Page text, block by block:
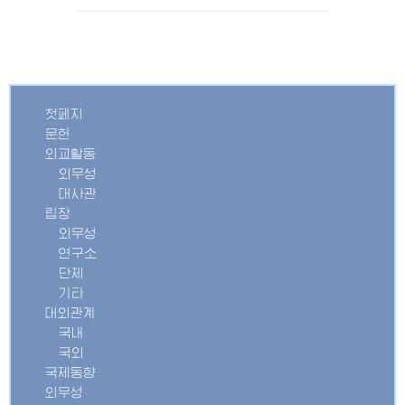
첫페지
문헌
외교활동
외무성
대사관
립장
외무성
연구소
단체
기타
대외관계
국내
국외
국제동향
외무성